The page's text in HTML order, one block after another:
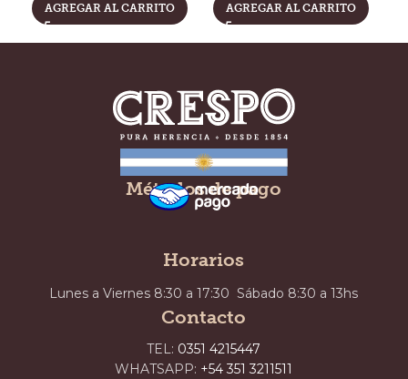
AGREGAR AL CARRITO AGREGAR AL CARRITO
Horarios
Lunes a Viernes 8:30 a 17:30 Sábado 8:30 a 13hs
Contacto
TEL: 0351 4215447
WHATSAPP: +54 351 3211511
Métodos de pago